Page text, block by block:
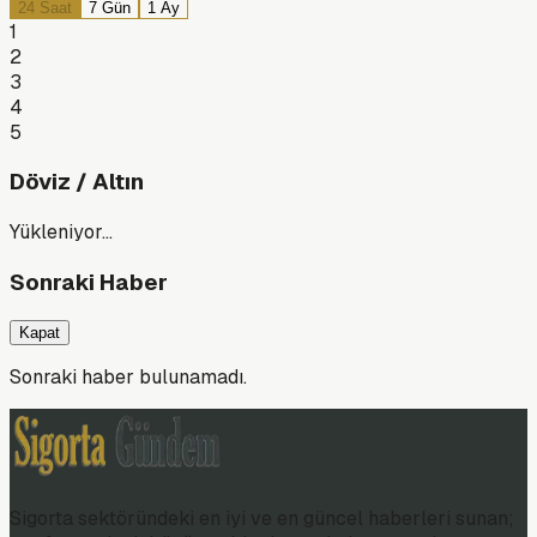
24 Saat 7 Gün 1 Ay
1
2
3
4
5
Döviz / Altın
Yükleniyor…
Sonraki Haber
Kapat
Sonraki haber bulunamadı.